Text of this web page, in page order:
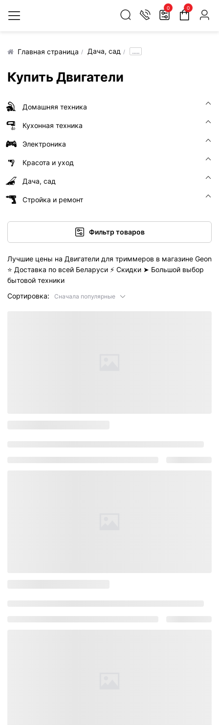
0 0
Главная страница Дача, сад .....
Купить Двигатели
Домашняя техника
Кухонная техника
Электроника
Красота и уход
Дача, сад
Стройка и ремонт
Фильтр товаров
Лучшие цены на Двигатели для триммеров в магазине Geon
⭐️ Доставка по всей Беларуси ⚡ Скидки ➤ Большой выбор
бытовой техники
Сортировка:
Сначала популярные